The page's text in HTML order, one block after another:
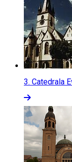
3. Catedrala